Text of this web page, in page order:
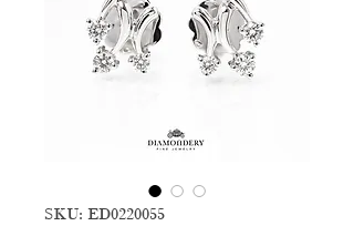
SKU: ED0220055